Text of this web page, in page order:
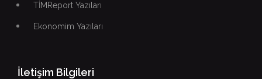
TİMReport Yazıları
Ekonomim Yazıları
İletişim Bilgileri